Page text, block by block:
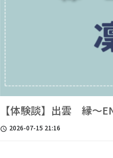
【体験談】出雲 縁～
access_time 2026-07-15 21:16